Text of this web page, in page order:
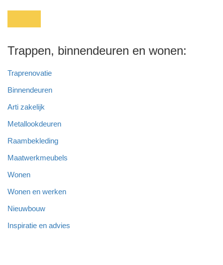
Trappen, binnendeuren en wonen:
Traprenovatie
Binnendeuren
Arti zakelijk
Metallookdeuren
Raambekleding
Maatwerkmeubels
Wonen
Wonen en werken
Nieuwbouw
Inspiratie en advies